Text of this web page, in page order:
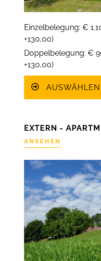
Einzelbelegung: €
+130,00)
Doppelbelegung: €
+130,00)
AUSWÄHLEN
EXTERN -
ANSEHEN